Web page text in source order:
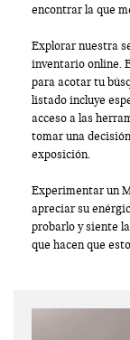
encontrar la que
Explorar nuestra
inventario online.
para acotar tu
listado incluye
acceso a las
tomar una
exposición.
Experimentar un
apreciar su
probarlo y siente
que hacen que